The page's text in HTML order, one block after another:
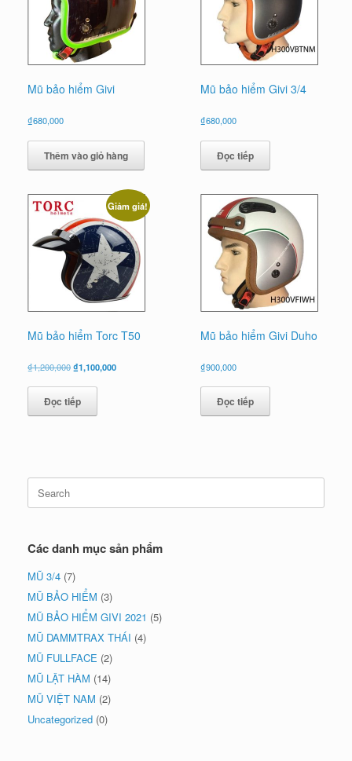
Mũ bảo hiểm Givi
₫680,000
Thêm vào giỏ hàng
Mũ bảo hiểm Givi 3/4
₫680,000
Đọc tiếp
Giảm giá!
Mũ bảo hiểm Torc T50
₫1,200,000Giá
là:
₫1,200,000.
₫1,100,000Giá
Đọc tiếp
Mũ bảo hiểm Givi Duho
₫900,000
Đọc tiếp
for:
Các danh mục sản phẩm
MŨ 3/4 (7)
MŨ BẢO HIỂM (3)
MŨ BẢO HIỂM GIVI 2021 (5)
MŨ DAMMTRAX THÁI (4)
MŨ FULLFACE (2)
MŨ LẬT HÀM (14)
MŨ VIỆT NAM (2)
Uncategorized (0)